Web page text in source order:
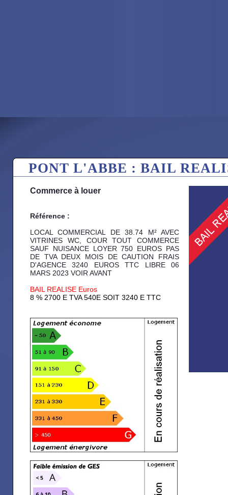
PONT L'ABBE : BAIL
Commerce à louer
Référence :
LOCAL COMMERCIAL DE 38.74 M² AVEC
VITRINES WC, COUR TOUT COMMERCE
SAUF NUISANCE LOYER 750 EUROS PAS
DE TVA DEUX MOIS DE CAUTION FRAIS
D'AGENCE 3240 EUROS TTC LIBRE 06
MARS 2023 VOIR AVANT
BAIL REALISE Euros
8 % 2700 E TVA 540E SOIT 3240 E TTC